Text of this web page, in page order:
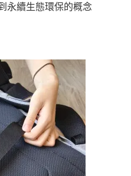
永續生態環保的概念